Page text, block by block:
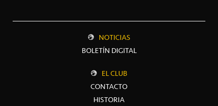
NOTICIAS
BOLETÍN DIGITAL
EL CLUB
CONTACTO
HISTORIA